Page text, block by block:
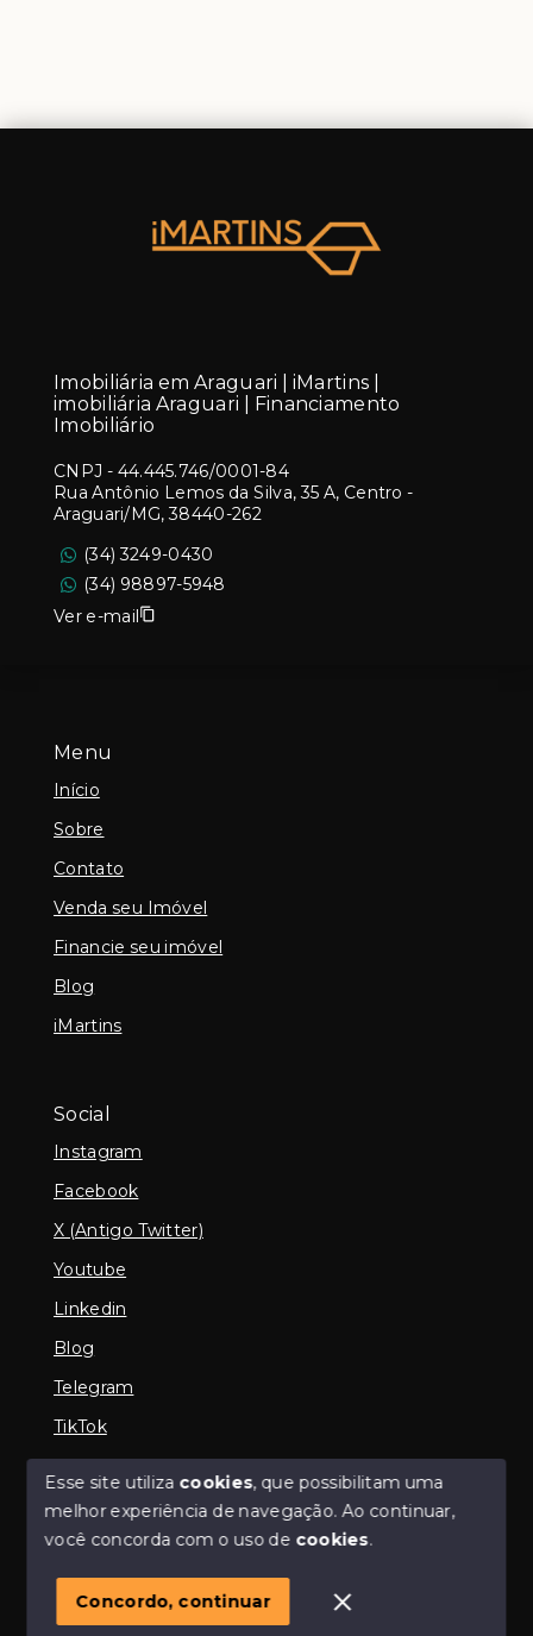
Menu
Início
Sobre
Contato
Venda seu Imóvel
Financie seu imóvel
Blog
iMartins
Social
Instagram
Facebook
X (Antigo Twitter)
Youtube
Linkedin
Blog
Telegram
TikTok
© Copyright 2026 - Imobiliária em Araguari | iMartins |
imobiliária Araguari | Financiamento Imobiliário -
SITE PARA IMOBILIARIA
Imobiliária em Araguari | iMartins |
imobiliária Araguari | Financiamento
Imobiliário
CNPJ - 44.445.746/0001-84
Rua Antônio Lemos da Silva, 35 A, Centro -
Araguari/MG, 38440-262
(34) 3249-0430
(34) 98897-5948
Ver e-mail
Esse site utiliza cookies, que possibilitam uma
melhor experiência de navegação.Ao continuar,
você concorda com o uso de cookies.
Concordo, continuar